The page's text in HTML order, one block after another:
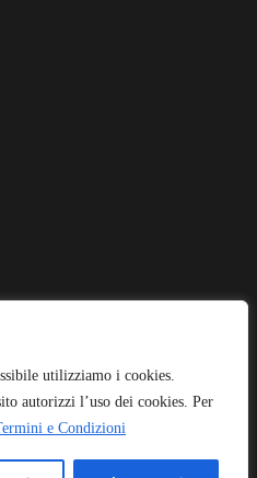
utilizziamo i cookies.
autorizzi l’uso dei cookies. Per
e Condizioni